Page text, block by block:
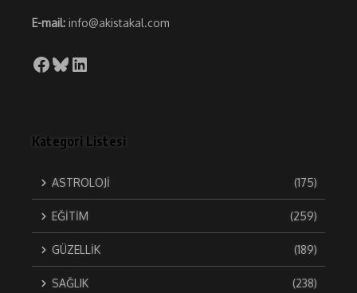
E-mail: info@akistakal.com
Facebook
Bluesky
LinkedIn
Kategori Listesi
ASTROLOJİ (175)
EĞİTİM (259)
GÜZELLİK (189)
SAĞLIK (238)